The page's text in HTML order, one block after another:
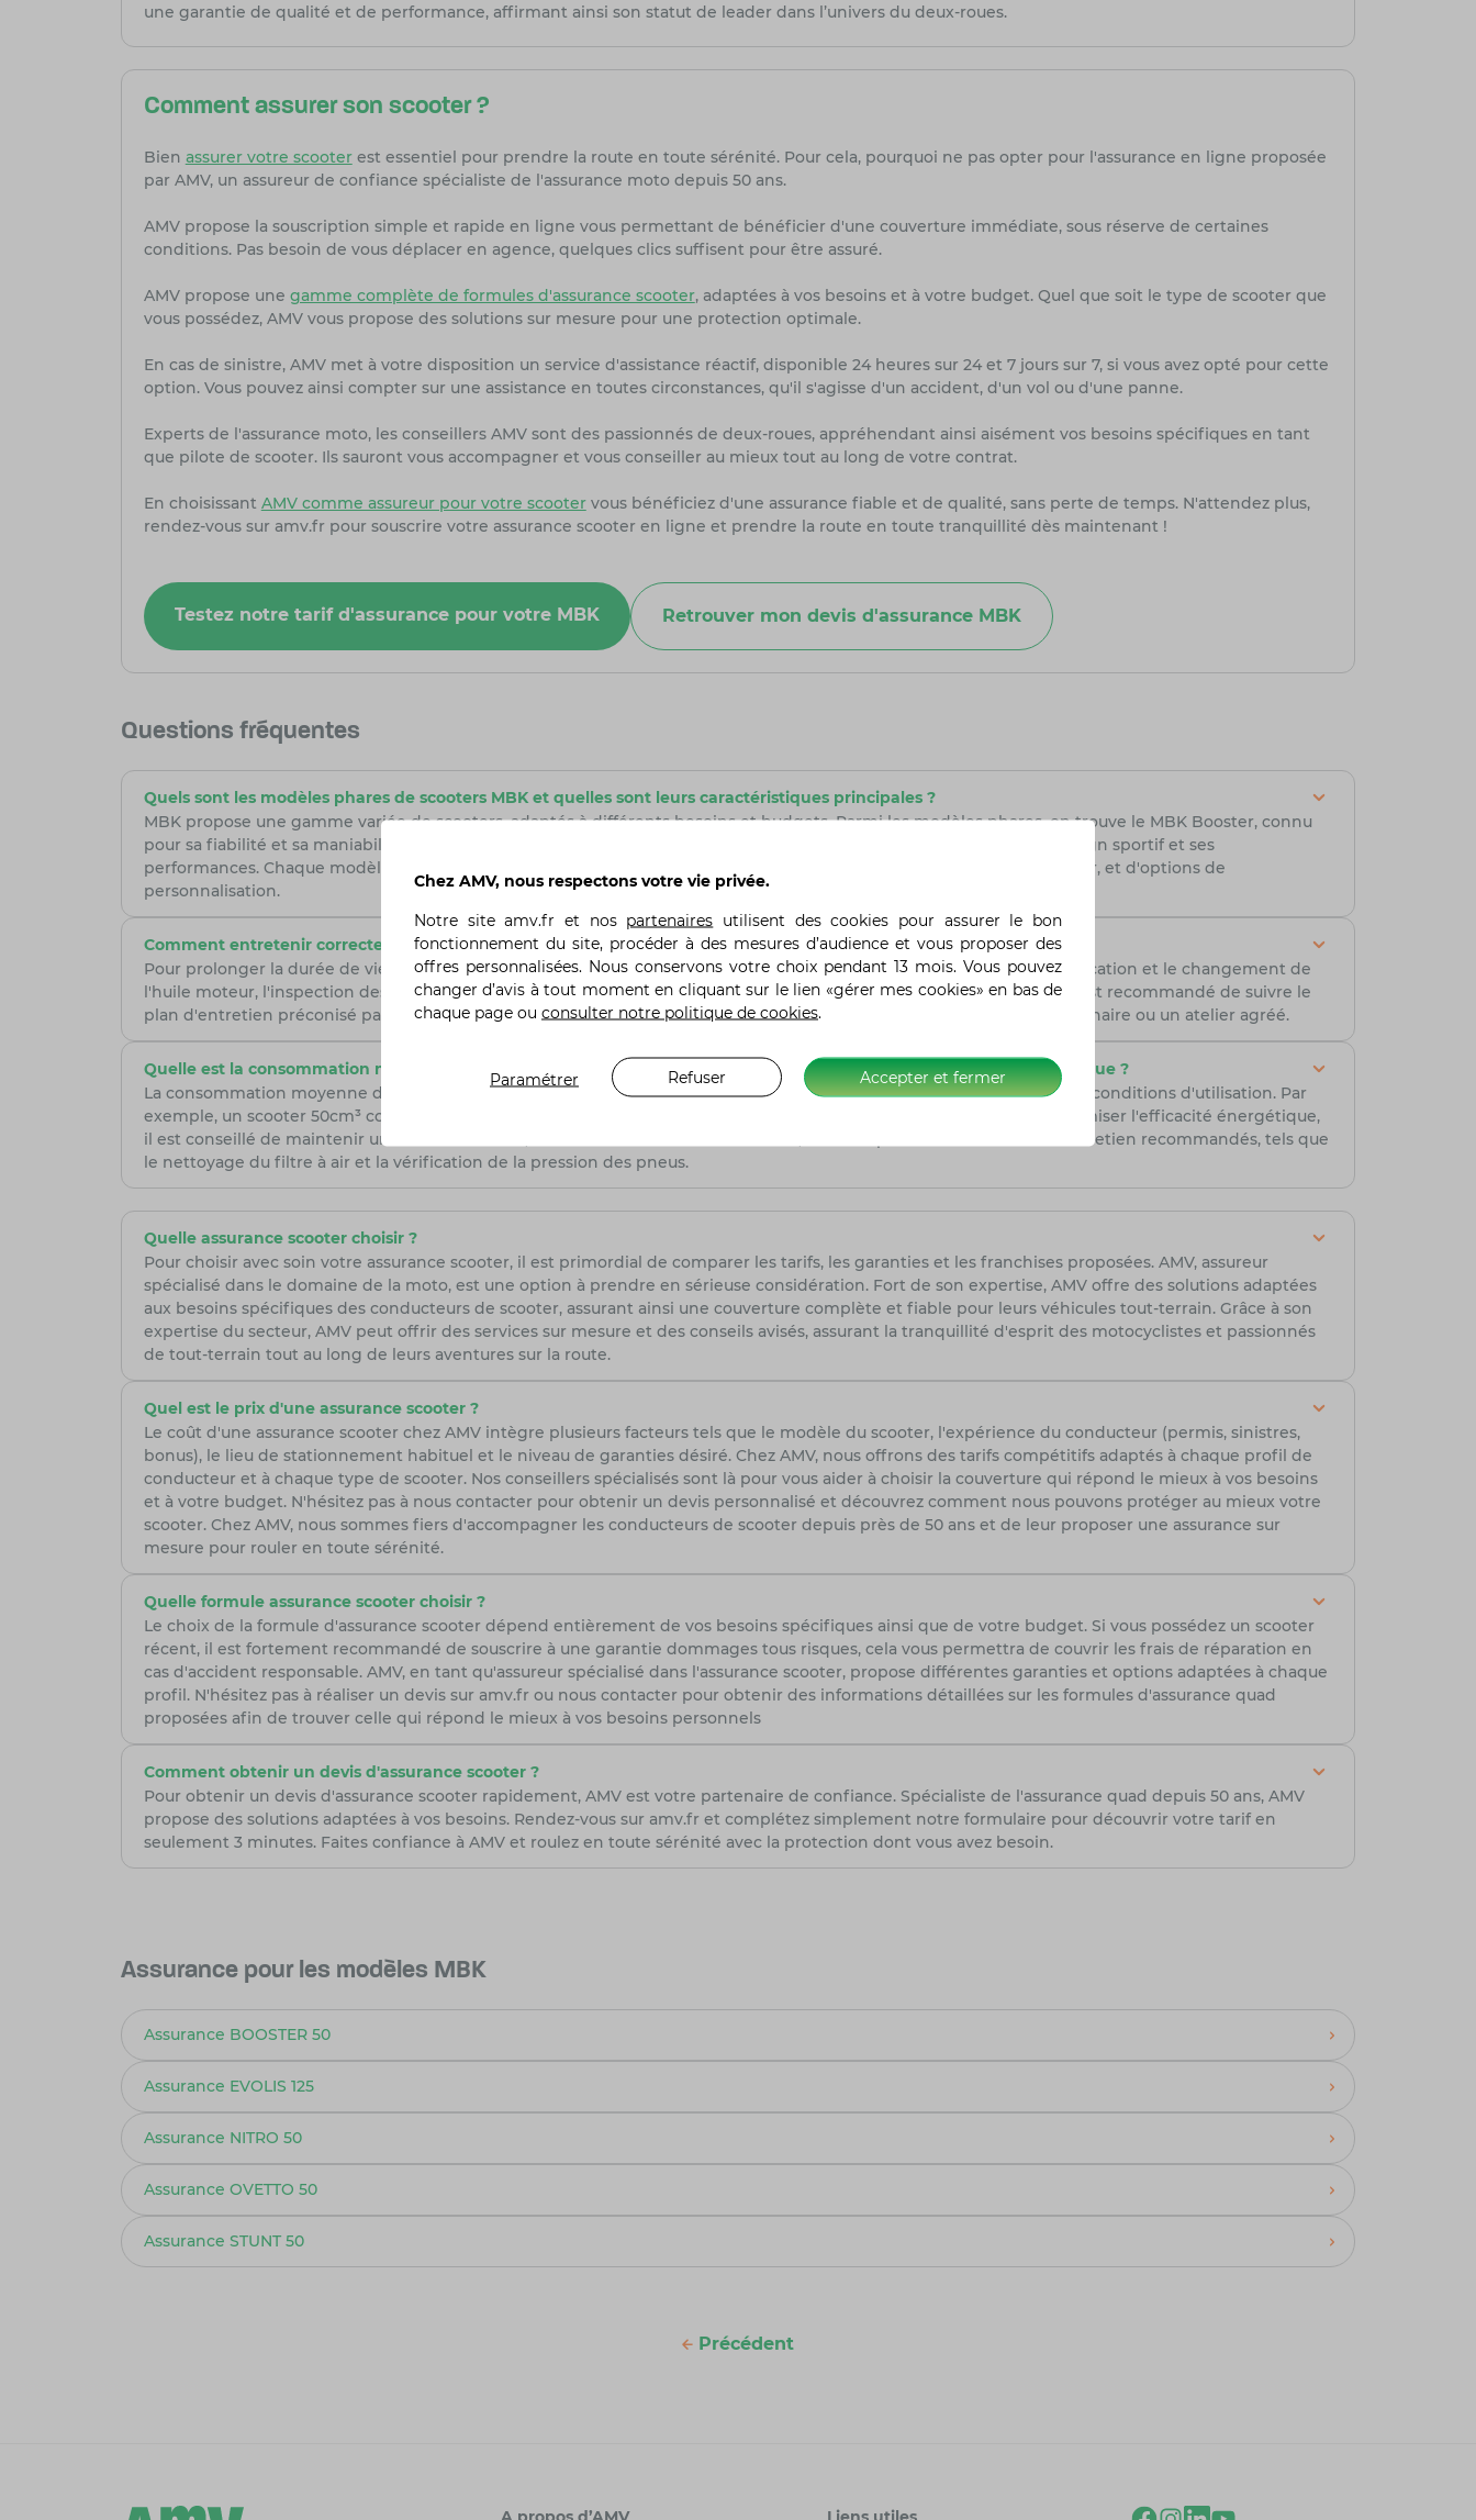
une garantie de qualité et de performance, affirmant ainsi son statut de leader dans l’univers du deux-roues.
Comment assurer son scooter ?
Bien assurer votre scooterest essentiel pour prendre la route en toute sérénité. Pour cela, pourquoi ne pas opter pour l'assurance en ligne proposée
par AMV, un assureur de confiance spécialiste de l'assurance moto depuis 50 ans.
AMV propose la souscription simple et rapide en ligne vous permettant de bénéficier d'une couverture immédiate, sous réserve de certaines
conditions. Pas besoin de vous déplacer en agence, quelques clics suffisent pour être assuré.
AMV propose une gamme complète de formules d'assurance scooter, adaptées à vos besoins et à votre budget. Quel que soit le type de scooter que
vous possédez, AMV vous propose des solutions sur mesure pour une protection optimale.
En cas de sinistre, AMV met à votre disposition un service d'assistance réactif, disponible 24 heures sur 24 et 7 jours sur 7, si vous avez opté pour cette
option. Vous pouvez ainsi compter sur une assistance en toutes circonstances, qu'il s'agisse d'un accident, d'un vol ou d'une panne.
Experts de l'assurance moto, les conseillers AMV sont des passionnés de deux-roues, appréhendant ainsi aisément vos besoins spécifiques en tant
que pilote de scooter. Ils sauront vous accompagner et vous conseiller au mieux tout au long de votre contrat.
En choisissant AMV comme assureur pour votre scootervous bénéficiez d'une assurance fiable et de qualité, sans perte de temps. N'attendez plus,
rendez-vous sur amv.fr pour souscrire votre assurance scooter en ligne et prendre la route en toute tranquillité dès maintenant !
Testez notre tarif d'assurance pour votre MBK Retrouver mon devis d'assurance MBK
Questions fréquentes
Quels sont les modèles phares de scooters MBK et quelles sont leurs caractéristiques principales ?
MBK propose une gamme variée de scooters, adaptés à différents besoins et budgets. Parmi les modèles phares, on trouve le MBK Booster, connu
pour sa fiabilité et sa maniabilité en milieu urbain. Le MBK Nitro est un autre modèle populaire, apprécié pour son design sportif et ses
performances. Chaque modèle possède des caractéristiques spécifiques en termes de moteur, de capacité de réservoir, et d'options de
personnalisation.
Comment entretenir correctement mon scooter MBK pour prolonger sa durée de vie ?
Pour prolonger la durée de vie de votre scooter MBK, il est essentiel de suivre un entretien régulier. Cela inclut la vérification et le changement de
l'huile moteur, l'inspection des freins, la vérification de la pression des pneus, et le nettoyage régulier du filtre à air. Il est recommandé de suivre le
plan d'entretien préconisé par MBK dans le manuel du propriétaire et de faire réaliser les révisions chez un concessionnaire ou un atelier agréé.
Quelle est la consommation moyenne de carburant des scooters MBK et comment optimiser leur efficacité énergétique ?
La consommation moyenne de carburant des scooters MBK varie en fonction du modèle, de la taille du moteur, et des conditions d'utilisation. Par
exemple, un scooter 50cm³ comme le MBK Booster consomme généralement entre 2 et 3 litres aux 100 km. Pour optimiser l'efficacité énergétique,
il est conseillé de maintenir une conduite fluide, d'éviter les accélérations brutales, et de respecter les intervalles d'entretien recommandés, tels que
le nettoyage du filtre à air et la vérification de la pression des pneus.
Quelle assurance scooter choisir ?
Pour choisir avec soin votre assurance scooter, il est primordial de comparer les tarifs, les garanties et les franchises proposées. AMV, assureur
spécialisé dans le domaine de la moto, est une option à prendre en sérieuse considération. Fort de son expertise, AMV offre des solutions adaptées
aux besoins spécifiques des conducteurs de scooter, assurant ainsi une couverture complète et fiable pour leurs véhicules tout-terrain. Grâce à son
expertise du secteur, AMV peut offrir des services sur mesure et des conseils avisés, assurant la tranquillité d'esprit des motocyclistes et passionnés
de tout-terrain tout au long de leurs aventures sur la route.
Quel est le prix d'une assurance scooter ?
Le coût d'une assurance scooter chez AMV intègre plusieurs facteurs tels que le modèle du scooter, l'expérience du conducteur (permis, sinistres,
bonus), le lieu de stationnement habituel et le niveau de garanties désiré. Chez AMV, nous offrons des tarifs compétitifs adaptés à chaque profil de
conducteur et à chaque type de scooter. Nos conseillers spécialisés sont là pour vous aider à choisir la couverture qui répond le mieux à vos besoins
et à votre budget. N'hésitez pas à nous contacter pour obtenir un devis personnalisé et découvrez comment nous pouvons protéger au mieux votre
scooter. Chez AMV, nous sommes fiers d'accompagner les conducteurs de scooter depuis près de 50 ans et de leur proposer une assurance sur
mesure pour rouler en toute sérénité.
Quelle formule assurance scooter choisir ?
Le choix de la formule d'assurance scooter dépend entièrement de vos besoins spécifiques ainsi que de votre budget. Si vous possédez un scooter
récent, il est fortement recommandé de souscrire à une garantie dommages tous risques, cela vous permettra de couvrir les frais de réparation en
cas d'accident responsable. AMV, en tant qu'assureur spécialisé dans l'assurance scooter, propose différentes garanties et options adaptées à chaque
profil. N'hésitez pas à réaliser un devis sur amv.fr ou nous contacter pour obtenir des informations détaillées sur les formules d'assurance quad
proposées afin de trouver celle qui répond le mieux à vos besoins personnels
Comment obtenir un devis d'assurance scooter ?
Pour obtenir un devis d'assurance scooter rapidement, AMV est votre partenaire de confiance. Spécialiste de l'assurance quad depuis 50 ans, AMV
propose des solutions adaptées à vos besoins. Rendez-vous sur amv.fr et complétez simplement notre formulaire pour découvrir votre tarif en
seulement 3 minutes. Faites confiance à AMV et roulez en toute sérénité avec la protection dont vous avez besoin.
Assurance pour les modèles MBK
Assurance BOOSTER 50
Assurance EVOLIS 125
Assurance NITRO 50
Assurance OVETTO 50
Assurance STUNT 50
Précédent
Chez AMV, nous respectons votre vie privée.
Notre siteamv.fr et nos partenaires utilisent des cookies pour assurer le bon
fonctionnement du site, procéder à des mesures d’audience et vous proposer des
offres personnalisées. Nous conservons votre choix pendant 13 mois. Vous pouvez
changer d’avis à tout moment en cliquant sur le lien «gérer mes cookies» en bas de
chaque page ou consulter notre politique de cookies.
Accepter et fermer
Refuser
Paramétrer